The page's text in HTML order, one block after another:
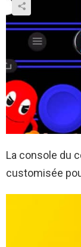
La console du
customisée